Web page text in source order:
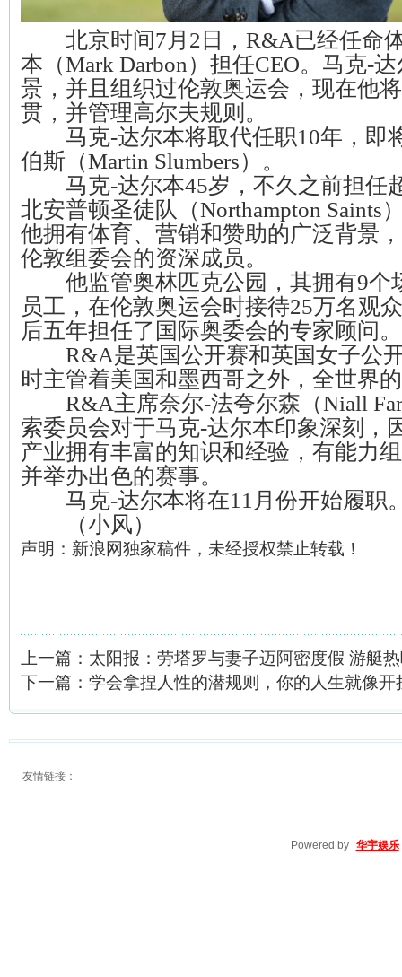
北京时间7月2日，R&A已经任命
本（Mark Darbon）担任CEO。马克-
景，并且组织过伦敦奥运会，现在他
贯，并管理高尔夫规则。
马克-达尔本将取代任职10年，即
伯斯（Martin Slumbers）。
马克-达尔本45岁，不久之前担任
北安普顿圣徒队（Northampton Saints
他拥有体育、营销和赞助的广泛背景
伦敦组委会的资深成员。
他监管奥林匹克公园，其拥有9个
员工，在伦敦奥运会时接待25万名观
后五年担任了国际奥委会的专家顾问。
R&A是英国公开赛和英国女子公
时主管着美国和墨西哥之外，全世界
R&A主席奈尔-法夸尔森（Niall
索委员会对于马克-达尔本印象深刻，
产业拥有丰富的知识和经验，有能力
并举办出色的赛事。
马克-达尔本将在11月份开始履职
（小风）
声明：新浪网独家稿件，未经授权禁止转载！
上一篇： 太阳报：劳塔罗与妻子迈阿密度假 游艇
下一篇： 学会拿捏人性的潜规则，你的人生就像开
友情链接：
Powered by 华宇娱乐